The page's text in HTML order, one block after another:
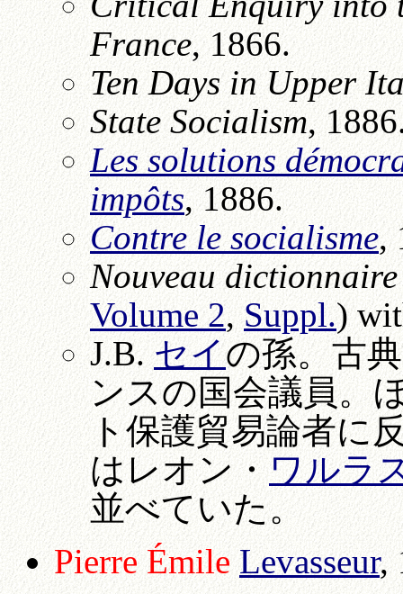
France, 1866.
Ten Days in Upper
State Socialism,
Les solutions
impôts, 1886.
Contre le socialisme,
Nouveau
Volume 2,Suppl.)
J.B.セイの孫。古
ンスの国会議員。
ト保護貿易論者に
はレオン・ワルラ
並べていた。
Pierre ÉmileLevasseur,